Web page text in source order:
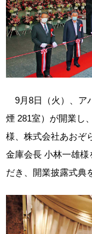
9月8日（火）、ア
煙 281室）が開業し
様、株式会社あおぞ
金庫会長 小林一雄様
だき、開業披露式典